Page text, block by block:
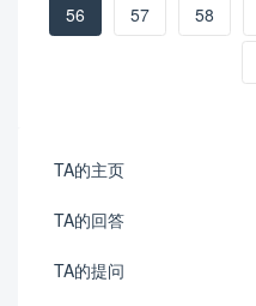
56
57 58
TA的主页
TA的回答
TA的提问